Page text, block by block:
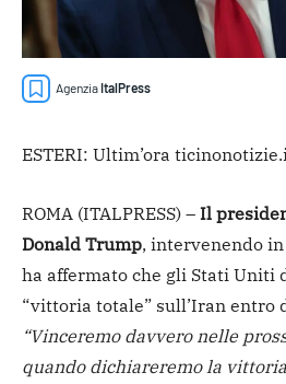
AgenziaItalPress
ESTERI: Ultim’ora
ROMA (ITALPRESS) – Il
Donald Trump, intervenendo
ha affermato che gli Stati Uniti
“vittoria totale” sull’Iran entro
“Vinceremo davvero nelle
quando dichiareremo la